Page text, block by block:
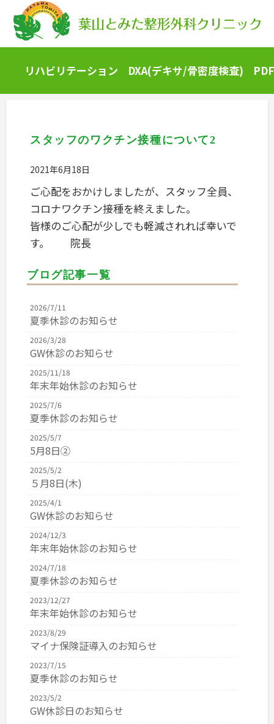
リハビリテーション DXA(デキサ/骨密度検査)
スタッフのワクチン接種について2
2021年6月18日
ご心配をおかけしましたが、スタッフ全員、
コロナワクチン接種を終えました。
皆様のご心配が少しでも軽減されれば幸いで
す。 院長
ブログ記事一覧
2026/7/11
夏季休診のお知らせ
2026/3/28
GW休診のお知らせ
2025/11/18
年末年始休診のお知らせ
2025/7/6
夏季休診のお知らせ
2025/5/7
5月8日②
2025/5/2
５月8日(木)
2025/4/1
GW休診のお知らせ
2024/12/3
年末年始休診のお知らせ
2024/7/18
夏季休診のお知らせ
2023/12/27
年末年始休診のお知らせ
2023/8/29
マイナ保険証導入のお知らせ
2023/7/15
夏季休診のお知らせ
2023/5/2
GW休診日のお知らせ